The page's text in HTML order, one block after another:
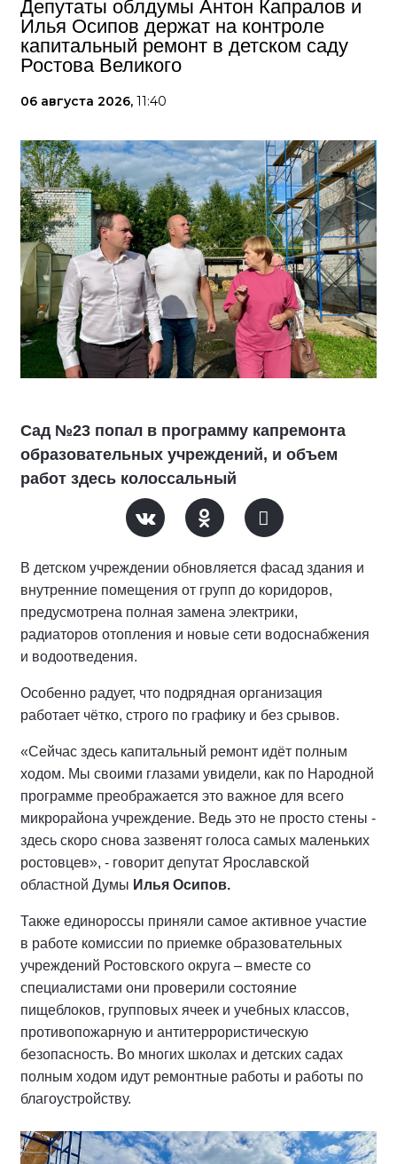
Депутаты облдумы Антон Капралов и
Илья Осипов держат на контроле
капитальный ремонт в детском саду
Ростова Великого
06 августа 2026, 11:40
Сад №23 попал в программу капремонта
образовательных учреждений, и объем
работ здесь колоссальный
В детском учреждении обновляется фасад здания и
внутренние помещения от групп до коридоров,
предусмотрена полная замена электрики,
радиаторов отопления и новые сети водоснабжения
и водоотведения.
Особенно радует, что подрядная организация
работает чётко, строго по графику и без срывов.
«Сейчас здесь капитальный ремонт идёт полным
ходом. Мы своими глазами увидели, как по Народной
программе преображается это важное для всего
микрорайона учреждение. Ведь это не просто стены -
здесь скоро снова зазвенят голоса самых маленьких
ростовцев», - говорит депутат Ярославской
областной Думы Илья Осипов.
Также единороссы приняли самое активное участие
в работе комиссии по приемке образовательных
учреждений Ростовского округа – вместе со
специалистами они проверили состояние
пищеблоков, групповых ячеек и учебных классов,
противопожарную и антитеррористическую
безопасность. Во многих школах и детских садах
полным ходом идут ремонтные работы и работы по
благоустройству.